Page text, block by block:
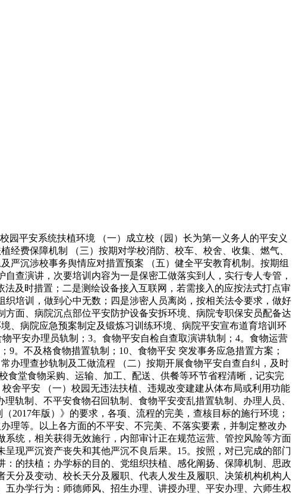
平安系统扶植环境 （一）成立校（园）长为第一义务人的平安义
费保障机制 （三）按期对学校消防、校车、校舍、收集、燃气、
严沉涉校事务舆情应对措置预案 （五）健全平安教育机制。按期组
查演讲，次要培训内容为一是保密工做落实到人，实行专人专管，
及时措置；二是测绘设备接入互联网，若需接入的应按法式打点审
培训，做到心中无数；四是涉密人员离岗，按相关法令要求，做好
面、病院沉点部位平安防护设备安拆环境、病院专职保安员配备达
、病院应急预案制定及锻炼习训练环境、病院平安宣布道育培训环
平安办理员轨制；3。食物平安自检自查取演讲轨制；4。食物运营
。不及格食物措置轨制；10、食物平安 突发事务应急措置方案；
办理查抄轨制及工做流程 （二）按期开展食物平安自查自纠，及时
食堂食物采购、运输、加工、配送、供餐等环节省程清晰，记实完
舍平安 （一）校园无违法扶植、违规改变建建从体布局或利用功能
轨制、不平安食物召回轨制、食物平安变乱措置轨制、办理人员、
年版）》的要求，各项、流程的完美，查核目标的施行环境；
等。以上各方面的不平安、不完美、不落实要素，并制定整改办
统，相关获得无效施行，内部审计正在规范运营、管控风险等方面
现严沉资产丧失和其他严沉不良后果。15。按照，对已完成的部门
的扶植；办学标的目的、党组织扶植、感化阐扬、保障机制、思政
分及变动、校长天分及履职、代表人发生及履职、决策机构机构人
办学行为：师德师风、招生办理、讲授办理、平安办理、六师生权